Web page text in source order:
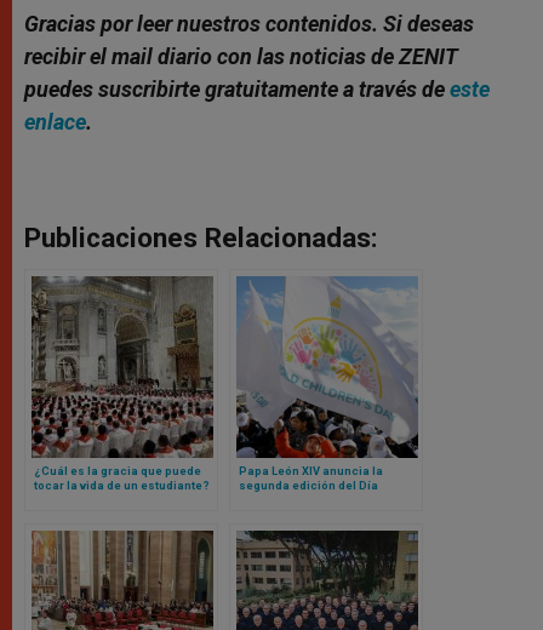
Gracias por leer nuestros contenidos. Si deseas
recibir el mail diario con las noticias de ZENIT
puedes suscribirte gratuitamente a través deeste
enlace.
Publicaciones Relacionadas:
¿Cuál es la gracia que puede
tocar la vida de un estudiante?
Papa León XIV anuncia la
segunda edición del Día